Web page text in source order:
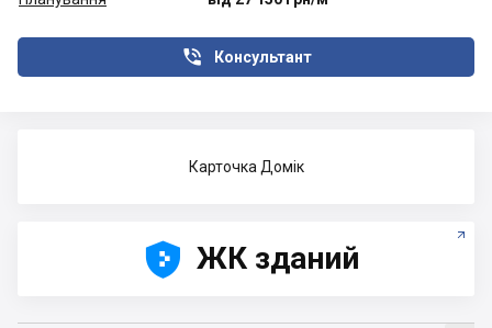
Консультант

Карточка Домік




 ЖК зданий